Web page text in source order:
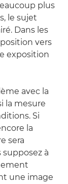
plus
le sujet
Dans les
vers
exposition
avec la
la mesure
Si
la
sera
supposez à
une image